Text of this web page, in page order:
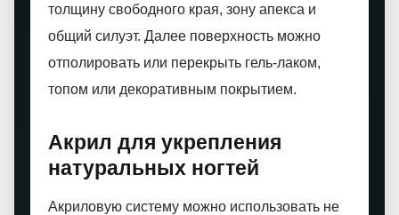
толщину свободного края, зону апекса и
общий силуэт. Далее поверхность можно
отполировать или перекрыть гель-лаком,
топом или декоративным покрытием.
Акрил для укрепления
натуральных ногтей
Акриловую систему можно использовать не